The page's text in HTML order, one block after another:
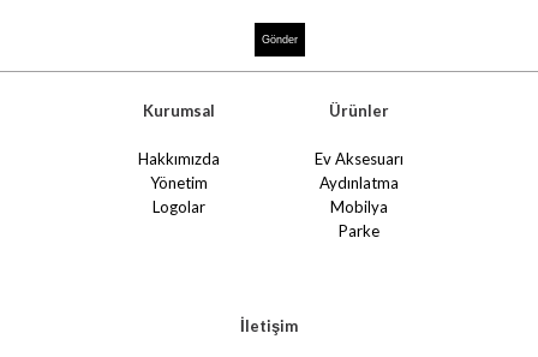
Kurumsal
Hakkımızda
Yönetim
Logolar
Ürünler
Ev Aksesuarı
Aydınlatma
Mobilya
Parke
İletişim